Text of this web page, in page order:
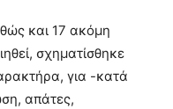
και 17 ακόμη
σχηματίσθηκε
για -κατά
απάτες,